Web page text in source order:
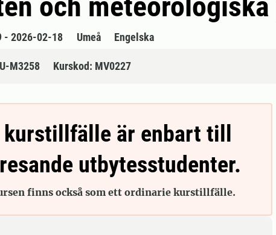
- 2026-02-18 Umeå Engelska
M3258 Kurskod: MV0227
kurstillfälle är enbart till
utbytesstudenter.
finns också som ett ordinarie kurstillfälle.